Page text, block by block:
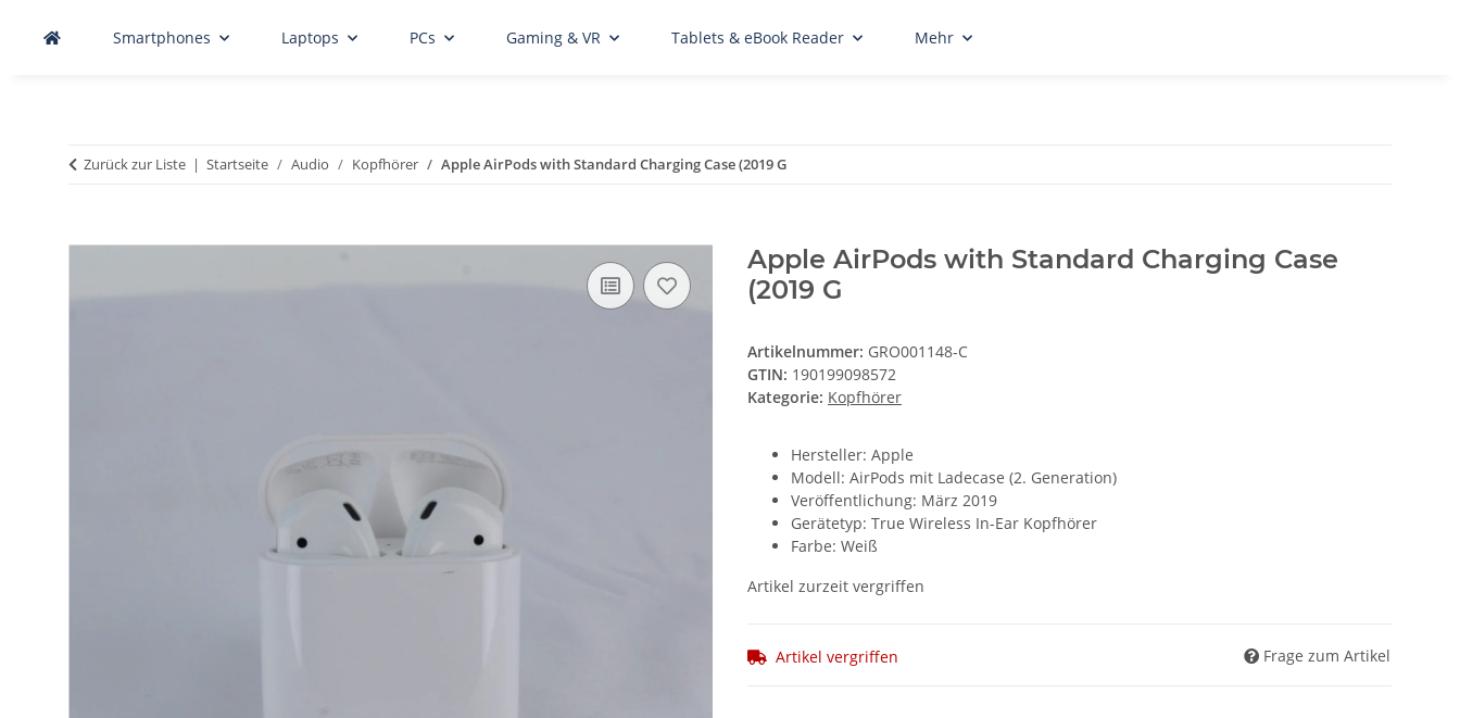
Smartphones Laptops PCs Gaming & VR Tablets & eBook Reader Mehr
Zurück zur Liste Startseite Audio Kopfhörer Apple AirPods with Standard Charging Case (2019 G
Apple AirPods with Standard Charging Case
(2019 G
Artikelnummer: GRO001148-C
GTIN: 190199098572
Kategorie: Kopfhörer
Hersteller: Apple
Modell: AirPods mit Ladecase (2. Generation)
Veröffentlichung: März 2019
Gerätetyp: True Wireless In-Ear Kopfhörer
Farbe: Weiß
Artikel zurzeit vergriffen
Artikel vergriffen Frage zum Artikel